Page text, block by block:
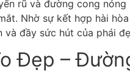
rũ và đường cong
Nhờ sự kết hợp hài
đầy sức hút của phái
Đẹp –